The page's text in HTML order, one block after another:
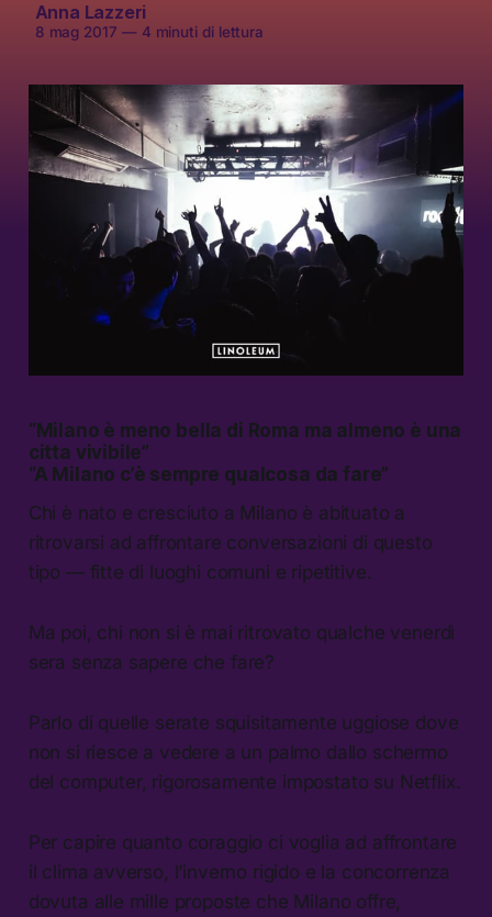
Anna Lazzeri
8 mag 2017 —4 minuti di lettura
“Milano è meno bella di Roma ma almeno è una
citta vivibile”
“A Milano c’è sempre qualcosa da fare”
Chi è nato e cresciuto a Milano è abituato a
ritrovarsi ad affrontare conversazioni di questo
tipo — fitte di luoghi comuni e ripetitive.
Ma poi, chi non si è mai ritrovato qualche venerdì
sera senza sapere che fare?
Parlo di quelle serate squisitamente uggiose dove
non si riesce a vedere a un palmo dallo schermo
del computer, rigorosamente impostato su Netflix.
Per capire quanto coraggio ci voglia ad affrontare
il clima avverso, l’inverno rigido e la concorrenza
dovuta alle mille proposte che Milano offre,